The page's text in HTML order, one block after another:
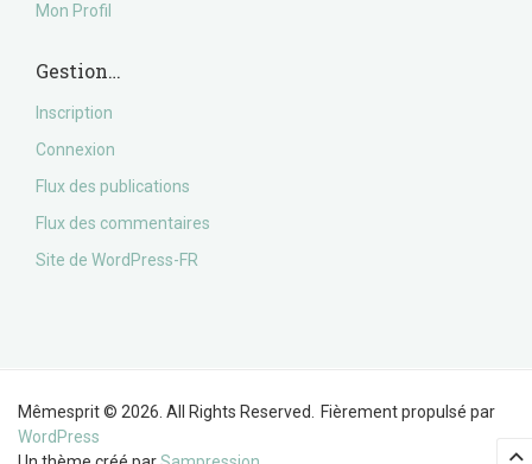
Mon Profil
Gestion…
Inscription
Connexion
Flux des publications
Flux des commentaires
Site de WordPress-FR
Mêmesprit © 2026. All Rights Reserved.
Fièrement propulsé par
WordPress